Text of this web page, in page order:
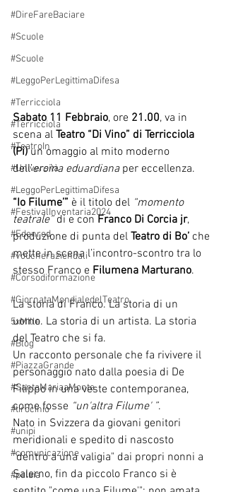
#DireFareBaciare
#Scuole
#Scuole
#LeggoPerLegittimaDifesa
#Terricciola
#Terricciola
#TeatroIn
#Università
#LeggoPerLegittimaDifesa
#FestivalInventaria2024
#Edenred
#voucheraziendali
#Corsodiformazione
#GiornataMondialedelTeatro
5xMille
#Blog
#PiazzaGrande
#SantaMariaaMonte
#tirocinio
#unipi
#comunicazione
#palaia
Sabato 11 Febbraio, ore 21.00, va in
scena al Teatro “Di Vino” di Terricciola
(Pi) un omaggio al mito moderno
dell’eroina eduardiana per eccellenza.
“Io Filume’” è il titolo del “momento
teatrale” di e con Franco Di Corcia jr,
produzione di punta del Teatro di Bo’ che
mette in scena l’incontro-scontro tra lo
stesso Franco e Filumena Marturano.
La storia di Franco. La storia di un
uomo. La storia di un artista. La storia
del Teatro che si fa.
Un racconto personale che fa rivivere il
personaggio nato dalla poesia di De
Filippo in una veste contemporanea,
come fosse “un'altra Filume' ”.
Nato in Svizzera da giovani genitori
meridionali e spedito di nascosto
"dentro a una valigia" dai propri nonni a
Salerno, fin da piccolo Franco si è